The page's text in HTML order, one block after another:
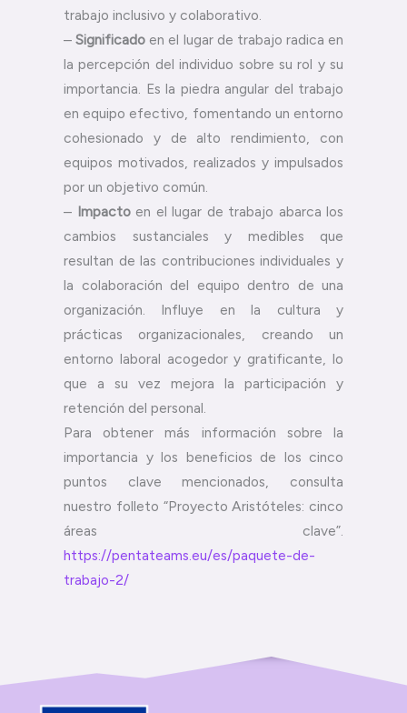
trabajo inclusivo y colaborativo.
–Significado en el lugar de trabajo radica en
la percepción del individuo sobre su rol y su
importancia. Es la piedra angular del trabajo
en equipo efectivo, fomentando un entorno
cohesionado y de alto rendimiento, con
equipos motivados, realizados y impulsados
por un objetivo común.
– Impactoen el lugar de trabajo abarca los
cambios sustanciales y medibles que
resultan de las contribuciones individuales y
la colaboración del equipo dentro de una
organización. Influye en la cultura y
prácticas organizacionales, creando un
entorno laboral acogedor y gratificante, lo
que a su vez mejora la participación y
retención del personal.
Para obtener más información sobre la
importancia y los beneficios de los cinco
puntos clave mencionados, consulta
nuestro folleto “Proyecto Aristóteles: cinco
áreas clave”.
https://pentateams.eu/es/paquete-de-
trabajo-2/